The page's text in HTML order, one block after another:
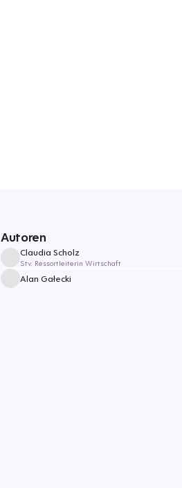
Autoren
Claudia Scholz
Stv. Ressortleiterin Wirtschaft
Alan Gałecki